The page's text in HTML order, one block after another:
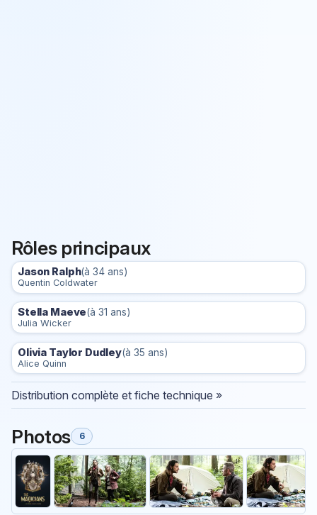
Rôles principaux
Jason Ralph(à 34 ans)
Quentin Coldwater
Stella Maeve(à 31 ans)
Julia Wicker
Olivia Taylor Dudley(à 35 ans)
Alice Quinn
Distribution complète et fiche technique »
Photos 6